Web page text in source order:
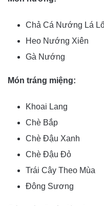
Chả Cá Nướng Lá
Heo Nướng Xiên
Gà Nướng
Món tráng miệng:
Khoai Lang
Chè Bắp
Chè Đậu Xanh
Chè Đậu Đỏ
Trái Cây Theo Mùa
Đông Sương